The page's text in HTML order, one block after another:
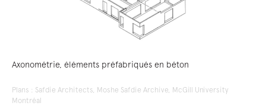
Axonométrie, éléments préfabriqués en béton
Plans : Safdie Architects, Moshe Safdie Archive, McGill University
Montréal